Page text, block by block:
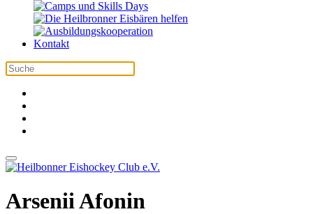
Kontakt
Arsenii Afonin